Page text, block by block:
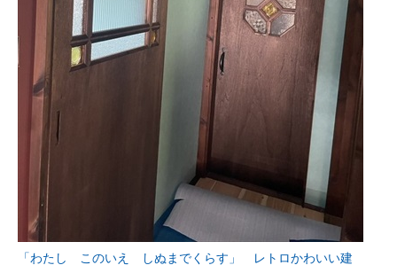
「わたし このいえ しぬまでくらす」 レトロかわいい建